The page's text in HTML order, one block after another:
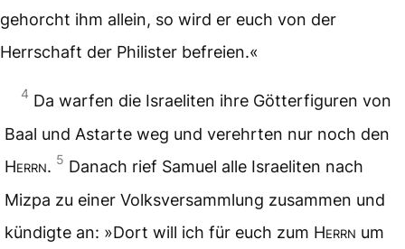
gehorcht ihm allein, so wird er euch von der
Herrschaft der Philister befreien.«
4 Da warfen die Israeliten ihre Götterfiguren von
Baal und Astarte weg und verehrten nur noch den
Herrn. 5 Danach rief Samuel alle Israeliten nach
Mizpa zu einer Volksversammlung zusammen und
kündigte an: »Dort will ich für euch zum Herrn um